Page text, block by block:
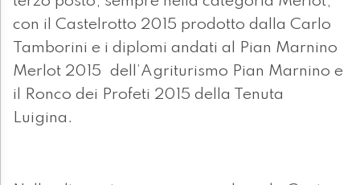
con il Castelrotto 2015 prodotto dalla Carlo
Tamborini e i diplomi andati al Pian Marnino
Merlot 2015 dell’Agriturismo Pian Marnino e
il Ronco dei Profeti 2015 della Tenuta
Luigina.